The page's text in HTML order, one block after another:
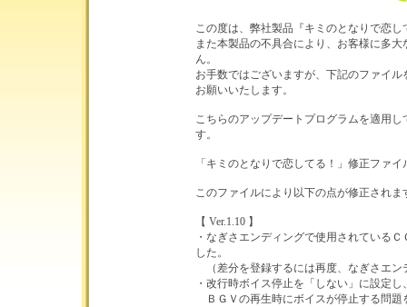
この度は、弊社製品『キミのとなりで恋
また本製品の不具合により、お客様に多
ん。
お手数ではございますが、下記のファイ
お願いいたします。
こちらのアップデートプログラムを適用
す。
「キミのとなりで恋してる！」修正ファイ
このファイルにより以下の点が修正されま
【 Ver.1.10 】
・なぎさエンディングで使用されている
した。
（差分を登録するには再度、なぎさエン
・改行時ボイス停止を「しない」に設定
ＢＧＶの再生時にボイスが停止する問題